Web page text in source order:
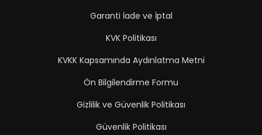
Garanti İade ve İptal
KVK Politikası
KVKK Kapsamında Aydınlatma Metni
Ön Bilgilendirme Formu
Gizlilik ve Güvenlik Politikası
Güvenlik Politikası